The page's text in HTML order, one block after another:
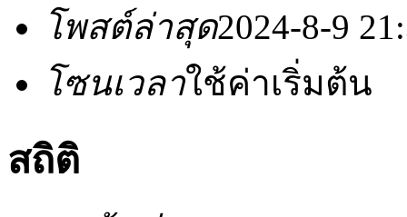
โพสต์ล่าสุด2024-8-9
โซนเวลาใช้ค่าเริ่มต้น
สถิติ